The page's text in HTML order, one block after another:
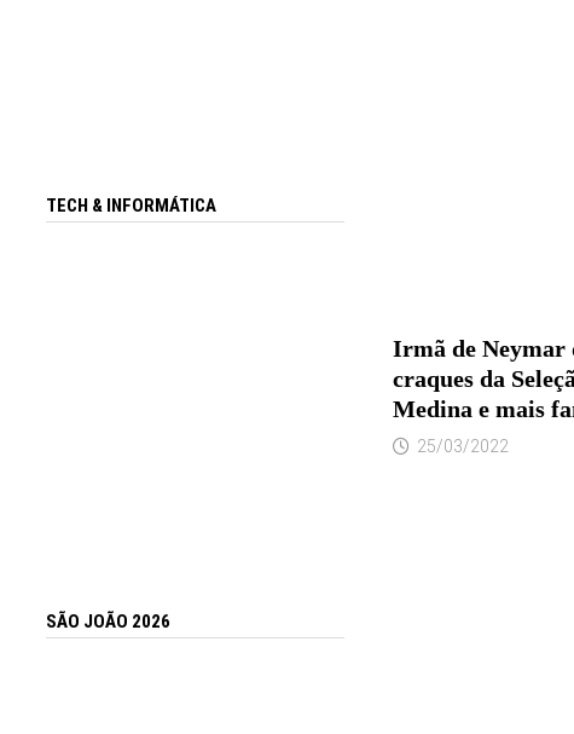
Irmã de Neymar
craques da
Medina e mais
25/03/2022
TECH & INFORMÁTICA
SÃO JOÃO 2026